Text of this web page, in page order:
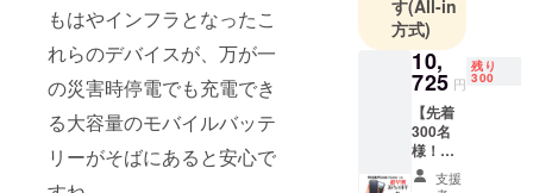
もはやインフラとなったこ
れらのデバイスが、万が一
の災害時停電でも充電でき
る大容量のモバイルバッテ
リーがそばにあると安心で
いな」をス
ローガンと
して、国
内、海外問
わず魅力的
な商品を、
「BONDIFY
す(All-in
方式)
10,
725 円
残り
300
【先着
300名
様！】
超早割
特別価
支援